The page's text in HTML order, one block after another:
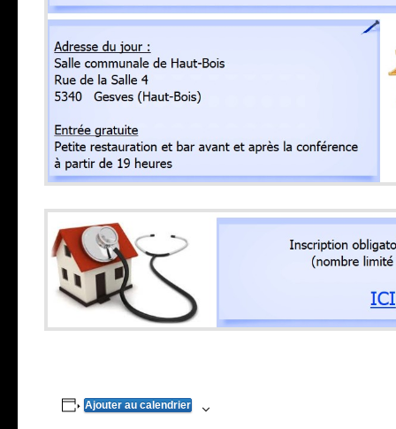
Ajouter au calendrier